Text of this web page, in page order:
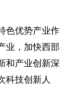
优势产业作
业，加快西部
和产业创新深
科技创新人